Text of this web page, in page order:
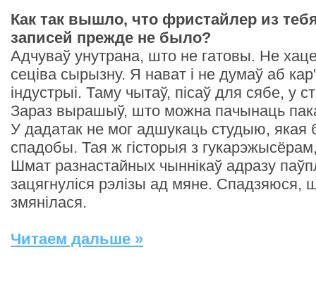
Как так вышло, что фристайлер из
записей прежде не было?
Адчуваў унутрана, што не гатовы. Не
сеціва сырызну. Я нават і не думаў аб
індустрыі. Таму чытаў, пісаў для сябе, у
Зараз вырашыў, што можна пачынаць
У дадатак не мог адшукаць студыю,
спадобы. Тая ж гісторыя з гукарэжысёрам,
Шмат разнастайных чыннікаў адразу
зацягнуліся рэлізы ад мяне. Спадзяюся,
змянілася.
Читаем дальше »